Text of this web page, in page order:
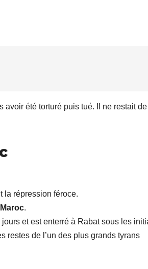
avoir été torturé puis tué. Il ne restait
la répression féroce.
.
et est enterré à Rabat sous les
restes de l’un des plus grands tyrans